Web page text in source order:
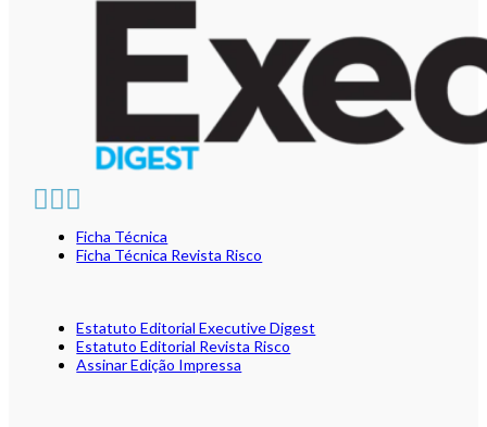
Ficha Técnica
Ficha Técnica Revista Risco
Estatuto Editorial Executive Digest
Estatuto Editorial Revista Risco
Assinar Edição Impressa